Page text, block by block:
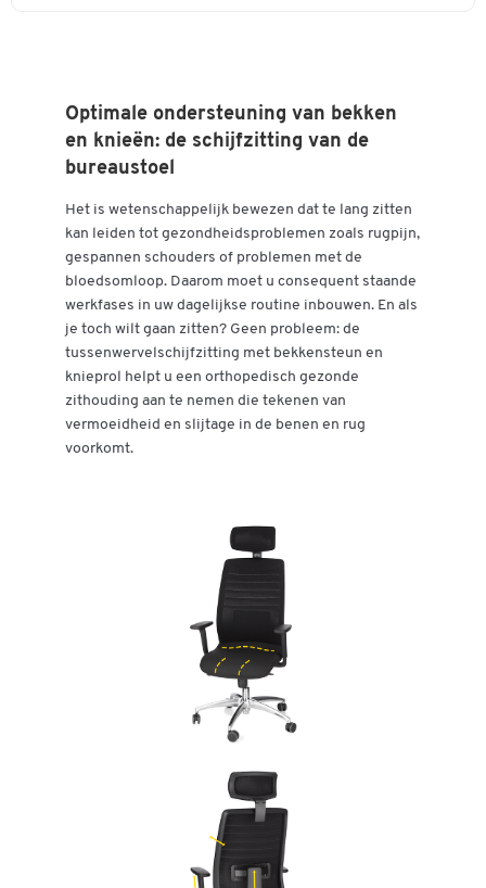
Gemaakt in Duitsland
GS-getest
Vlamvertragend volgens EN 1021 deel 1+2
Intelligente en doordachte oplossingen voor elke individuele
behoefte - met de bureaustoel SSI Proline Edition 10 kunt u
vertrouwen op de uitstekende kwaliteit van onzeSelect Schäfer
Shop-serie.
Zitneigingverstelling nee
Kleuren
Optimale ondersteuning van bekken
en knieën: de schijfzitting van de
bureaustoel
Het is wetenschappelijk bewezen dat te lang zitten
kan leiden tot gezondheidsproblemen zoals rugpijn,
gespannen schouders of problemen met de
bloedsomloop. Daarom moet u consequent staande
werkfases in uw dagelijkse routine inbouwen. En als
je toch wilt gaan zitten? Geen probleem: de
tussenwervelschijfzitting met bekkensteun en
knieprol helpt u een orthopedisch gezonde
zithouding aan te nemen die tekenen van
vermoeidheid en slijtage in de benen en rug
voorkomt.
Dubbelklik om in te zoomen